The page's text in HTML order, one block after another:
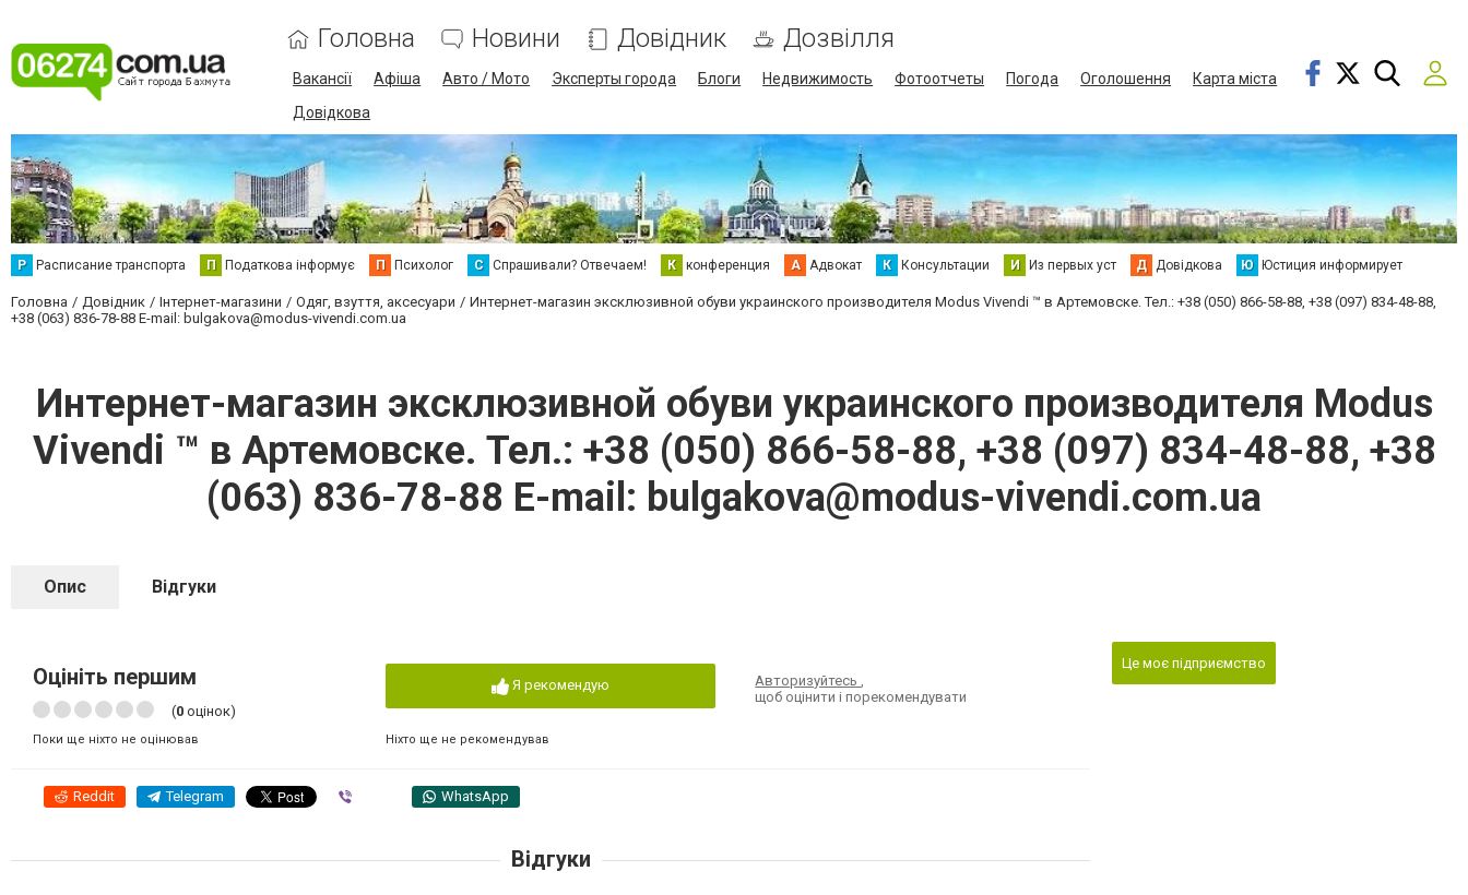
Головна Новини Довідник Дозвілля
Вакансії Афіша Авто / Мото Эксперты города Блоги Недвижимость Фотоотчеты Погода Оголошення
Карта міста
Довідкова
Р Расписание транспорта П Податкова інформує П Психолог С Спрашивали? Отвечаем! К конференция А Адвокат К Консультации И Из первых уст Д Довідкова Ю Юстиция информирует
Головна Довідник Інтернет-магазини Одяг, взуття, аксесуари
Интернет-магазин эксклюзивной обуви украинского производителя Modus Vivendi ™ в Артемовске. Тел.: +38 (050) 866-58-88, +38 (097) 834-48-88,
+38 (063) 836-78-88 E-mail: bulgakova@modus-vivendi.com.ua
Интернет-магазин эксклюзивной обуви украинского производителя Modus
Vivendi ™ в Артемовске. Тел.: +38 (050) 866-58-88, +38 (097) 834-48-88, +38
(063) 836-78-88 E-mail: bulgakova@modus-vivendi.com.ua
Опис Відгуки
Оцініть першим
(0 оцінок)
Поки ще ніхто не оцінював
Я рекомендую
Ніхто ще не рекомендував
Авторизуйтесь,
щоб оцінити і порекомендувати
Reddit Telegram WhatsApp
Це моє підприємство
Відгуки